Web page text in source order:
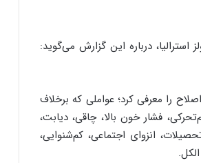
درباره این گزارش می‌گوید:
سال ۲۰۲۴ منتشر شد، ۱۴ عامل خطر قابل اصلاح را معرفی کرد؛ عواملی که برخلاف
فشار خون بالا، چاقی، دیابت،
انزوای اجتماعی، کم‌شنوایی،